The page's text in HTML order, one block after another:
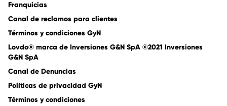
Franquicias
Canal de reclamos para clientes
Términos y condiciones GyN
Lovdo® marca de Inversiones G&N SpA ©2021 Inversiones
G&N SpA
Canal de Denuncias
Políticas de privacidad GyN
Términos y condiciones